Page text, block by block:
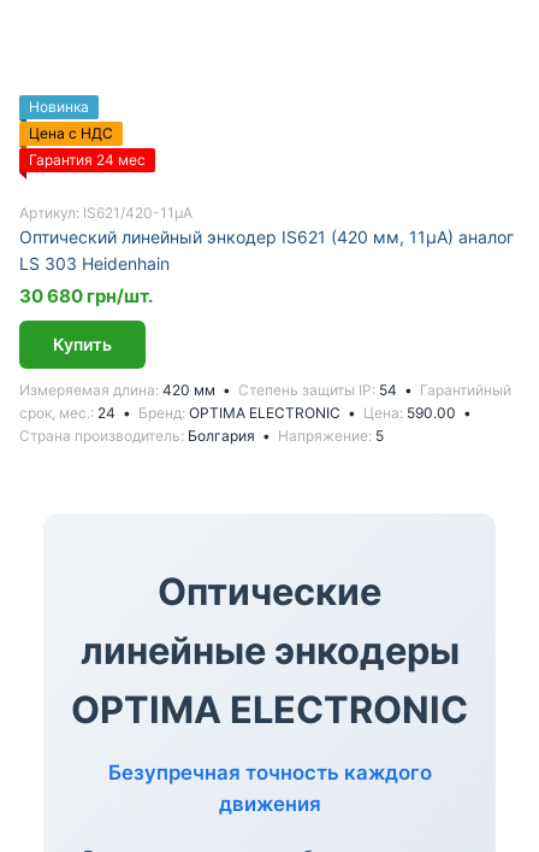
Новинка
Цена с НДС
Гарантия 24 мес
Артикул: IS621/420-11µA
Оптический линейный энкодер IS621 (420 мм, 11µA) аналог
LS 303 Heidenhain
30 680 грн/шт.
Купить
Измеряемая длина 420 мм Степень защиты IP 54
Гарантийный
срок, мес. 24 Бренд OPTIMA ELECTRONIC Цена 590.00
Страна производитель Болгария Напряжение 5
Оптические
линейные энкодеры
OPTIMA ELECTRONIC
Безупречная точность каждого
движения